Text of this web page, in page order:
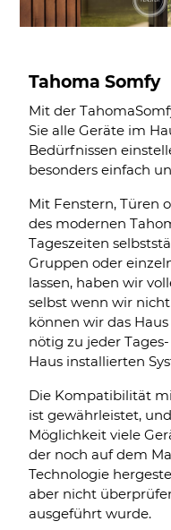
Tahoma Somfy
Mit der
Sie alle Geräte im
Bedürfnissen
besonders einfach
Mit Fenstern, Türen
des modernen
Tageszeiten
Gruppen oder
lassen, haben wir
selbst wenn wir
können wir das
nötig zu jeder
Haus installierten
Die Kompatibilität
ist gewährleistet,
Möglichkeit viele
der noch auf dem
Technologie
aber nicht
ausgeführt wurde.